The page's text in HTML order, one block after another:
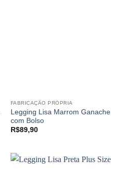
FABRICAÇÃO PRÓPRIA
Legging Lisa Marrom Ganache
com Bolso
R$89,90